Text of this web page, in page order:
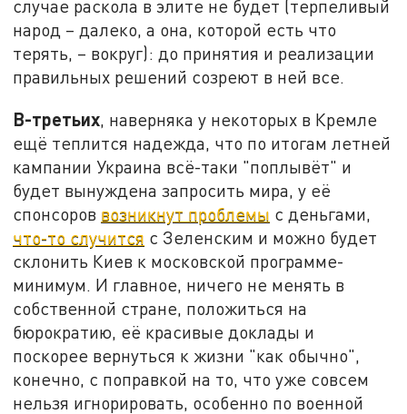
случае раскола в элите не будет (терпеливый
народ – далеко, а она, которой есть что
терять, – вокруг): до принятия и реализации
правильных решений созреют в ней все.
В-третьих , наверняка у некоторых в Кремле
ещё теплится надежда, что по итогам летней
кампании Украина всё-таки "поплывёт" и
будет вынуждена запросить мира, у её
спонсоров возникнут проблемы с деньгами,
что-то случится с Зеленским и можно будет
склонить Киев к московской программе-
минимум. И главное, ничего не менять в
собственной стране, положиться на
бюрократию, её красивые доклады и
поскорее вернуться к жизни "как обычно",
конечно, с поправкой на то, что уже совсем
нельзя игнорировать, особенно по военной